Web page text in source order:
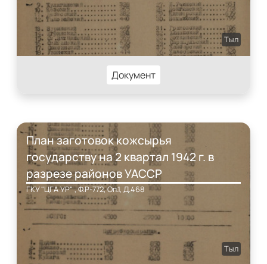
Тыл
Документ
План заготовок кожсырья
государству на 2 квартал 1942 г. в
разрезе районов УАССР
ГКУ "ЦГА УР" , Ф.Р-772, Оп.1, Д.468
Тыл